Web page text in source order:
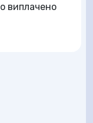
виплачено